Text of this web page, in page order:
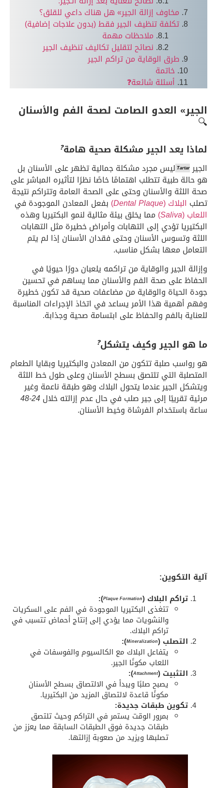
مخاوف إزالة الجير» هل هناك داعي للقلق؟
تكلفة تنظيف الجير فقط (بدون علاجات إضافية)
ملاحظات مهمة
نصائح لتقليل تكاليف تنظيف الجير
طرق الوقاية من تراكم الجير
خاتمة
أسئلة شائعة❓
الجير» العدو الصامت لصحة الفم والأسنان
🔍
لماذا يعد الجير مشكلة صحية هامة❓
الجير Tartar ليس مجرد مشكلة جمالية تظهر على الأسنان بل
هو حالة طبية تتطلب اهتمامًا خاصًا نظرًا لتأثيره المباشر على
صحة اللثة والأسنان وحتى على الصحة العامة وتتراكم نتيجة
تصلب البلاك (Dental Plaque
) بفعل المعادن الموجودة في
اللعاب (Saliva
) مما يخلق بيئة مثالية لنمو البكتيريا وهذه
البكتيريا تؤدي إلى التهابات وأمراض خطيرة مثل التهابات
اللثة وتسوس الأسنان وحتى فقدان الأسنان إذا لم يتم
التعامل معها بشكل مناسب.
وإزالة الجير والوقاية من تراكمه يلعبان دورًا حيويًا في
الحفاظ على صحة الفم والأسنان مما يساهم في تحسين
جودة الحياة والوقاية من مضاعفات صحية قد تكون خطيرة
وفهم أهمية هذا الأمر يساعد في اتخاذ الإجراءات المناسبة
للعناية بالفم والحفاظ على ابتسامة صحية وجذابة.
ما هو الجير وكيف يتشكل❓
هو رواسب صلبة تتكون من المعادن والبكتيريا وبقايا الطعام
المتصلبة التي تلتصق بسطح الأسنان وعلى طول خط اللثة
ويتشكل الجير عندما يتحول البلاك وهو طبقة ناعمة وغير
مرئية تقريبًا إلى جير صلب في حال عدم إزالته خلال24-48
ساعة باستخدام الفرشاة وخيط الأسنان.
آلية التكوين:
تراكم البلاك (Plaque Formation
):
تتغذى البكتيريا الموجودة في الفم على السكريات
والنشويات مما يؤدي إلى إنتاج أحماض تتسبب في
تراكم البلاك.
التصلب (Mineralization
):
يتفاعل البلاك مع الكالسيوم والفوسفات في
اللعاب مكونًا الجير.
التثبيت (Attachment
):
يصبح صلبًا ويبدأ في الالتصاق بسطح الأسنان
مكونًا قاعدة لالتصاق المزيد من البكتيريا.
تكوين طبقات جديدة:
بمرور الوقت يستمر في التراكم وحيث تلتصق
طبقات جديدة فوق الطبقات السابقة مما يعزز من
تصلبها ويزيد من صعوبة إزالتها.